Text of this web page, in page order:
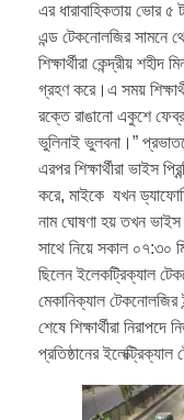
এর ধারাবাহিকতায় ভোর ৫
এন্ড টেকনোলজির সামনে
শিক্ষার্থীরা কেন্দ্রীয়
গ্রহণ করে।এ সময়
রক্তে রাঙানো একুশে
ভুলিনাই ভুলবনা।”
এরপর শিক্ষার্থীরা ভাইস
করে, মাইকে যখন
নাম ঘোষণা হয় তখন ভাইস
সাথে নিয়ে সকাল ০৭:৩০
ছিলেন ইলেকট্রিক্যাল
মেকানিক্যাল টেকনোলজির
শেষে শিক্ষার্থীরা
প্রতিষ্ঠানের